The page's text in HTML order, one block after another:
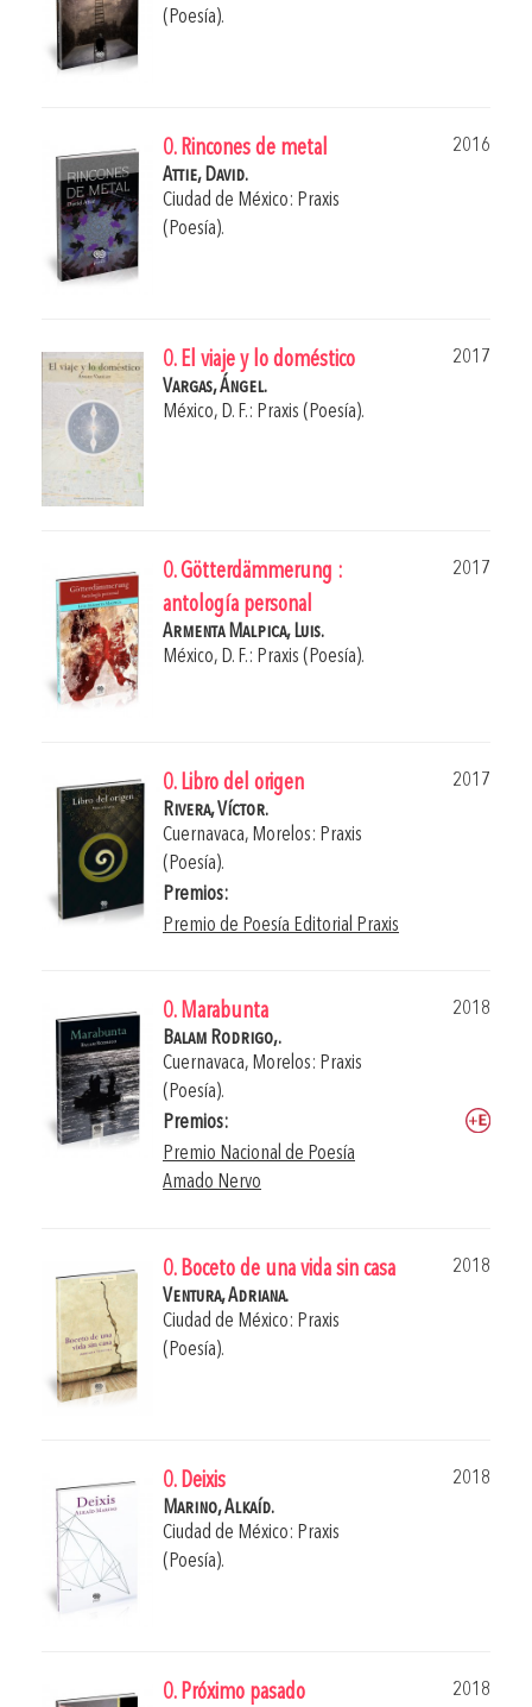
(Poesía).
0. Rincones de metal
2016
Attie, David.
Ciudad de México: Praxis
(Poesía).
0. El viaje y lo doméstico
2017
Vargas, Ángel.
México, D. F.: Praxis (Poesía).
0. Götterdämmerung :
antología personal
2017
Armenta Malpica, Luis.
México, D. F.: Praxis (Poesía).
0. Libro del origen
2017
Rivera, Víctor.
Cuernavaca, Morelos: Praxis
(Poesía).
Premios:
Premio de Poesía Editorial Praxis
0. Marabunta
2018
Balam Rodrigo,.
Cuernavaca, Morelos: Praxis
(Poesía).
Premios:
Premio Nacional de Poesía
Amado Nervo
0. Boceto de una vida sin casa
2018
Ventura, Adriana.
Ciudad de México: Praxis
(Poesía).
0. Deixis
2018
Marino, Alkaíd.
Ciudad de México: Praxis
(Poesía).
0. Próximo pasado
2018